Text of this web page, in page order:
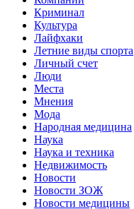
Криминал
Культура
Лайфхаки
Летние виды спорта
Личный счет
Люди
Места
Мнения
Мода
Народная медицина
Наука
Наука и техника
Недвижимость
Новости
Новости ЗОЖ
Новости медицины